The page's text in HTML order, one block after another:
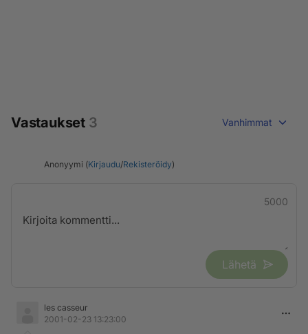
Vastaukset 3 Vanhimmat
Anonyymi (Kirjaudu/Rekisteröidy)
5000
Lähetä
les casseur
2001-02-23 13:23:00